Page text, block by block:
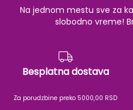
Na jednom mestu sve za
slobodno vreme!
Besplatna dostava
Za porudzbine preko 5000,00 RSD